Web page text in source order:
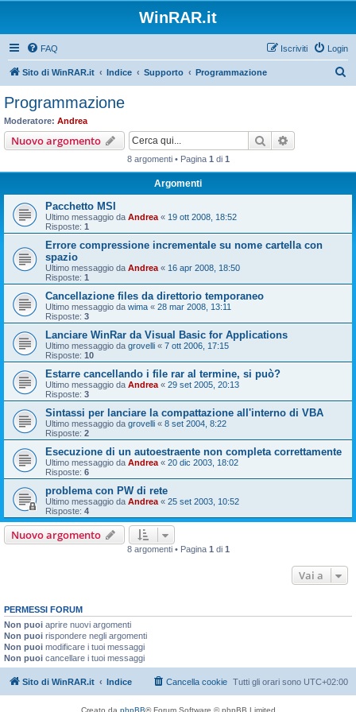
WinRAR.it
FAQ Login
Iscriviti
Sito di WinRAR.it Indice Supporto Programmazione
Programmazione
Moderatore: Andrea
Nuovo argomento Cerca
8 argomenti • Pagina 1 di 1
Argomenti
Pacchetto MSI
Ultimo messaggio da Andrea « 19 ott 2008, 18:52
Risposte: 1
Errore compressione incrementale su nome cartella con
spazio
Ultimo messaggio da Andrea « 16 apr 2008, 18:50
Risposte: 1
Cancellazione files da direttorio temporaneo
Ultimo messaggio da wima « 28 mar 2008, 13:11
Risposte: 3
Lanciare WinRar da Visual Basic for Applications
Ultimo messaggio da grovelli « 7 ott 2006, 17:15
Risposte: 10
Estarre cancellando i file rar al termine, si può?
Ultimo messaggio da Andrea « 29 set 2005, 20:13
Risposte: 3
Sintassi per lanciare la compattazione all'interno di VBA
Ultimo messaggio da grovelli « 8 set 2004, 8:22
Risposte: 2
Esecuzione di un autoestraente non completa correttamente
Ultimo messaggio da Andrea « 20 dic 2003, 18:02
Risposte: 6
problema con PW di rete
Ultimo messaggio da Andrea « 25 set 2003, 10:52
Risposte: 4
Nuovo argomento
8 argomenti • Pagina 1 di 1
Vai a
PERMESSI FORUM
Non puoi aprire nuovi argomenti
Non puoi rispondere negli argomenti
Non puoi modificare i tuoi messaggi
Non puoi cancellare i tuoi messaggi
Sito di WinRAR.it Indice Tutti gli orari sono UTC+02:00
Cancella cookie
Creato da phpBB® Forum Software © phpBB Limited